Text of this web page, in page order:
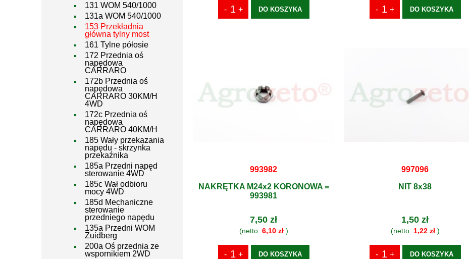
131 WOM 540/1000
131a WOM 540/1000
153 Przekładnia
główna tylny most
161 Tylne półosie
172 Przednia oś
napędowa
CARRARO
172b Przednia oś
napędowa
CARRARO 30KM/H
4WD
172c Przednia oś
napędowa
CARRARO 40KM/H
185 Wały przekazania
napędu - skrzynka
przekaźnika
185a Przedni napęd
sterowanie 4WD
185c Wał odbioru
mocy 4WD
185d Mechaniczne
sterowanie
przedniego napędu
135a Przedni WOM
Zuidberg
200a Oś przednia ze
wspornikiem 2WD
DO KOSZYKA DO KOSZYKA
993982
NAKRĘTKA M24x2 KORONOWA =
993981
7,50 zł
(netto: 6,10 zł)
DO KOSZYKA
997096
NIT 8x38
1,50 zł
(netto: 1,22 zł)
DO KOSZYKA